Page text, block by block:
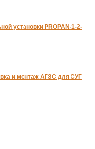
установки PROPAN-1-2-
и монтаж АГЗС для СУГ